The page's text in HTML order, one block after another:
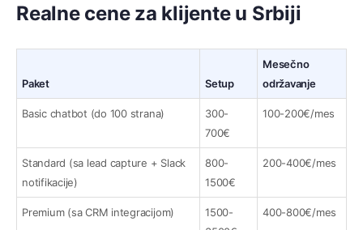
Realne cene za klijente u Srbiji
Paket Setup
Mesečno
održavanje
Basic chatbot (do 100 strana)
300-
700€
100-200€/mes
Standard (sa lead capture + Slack
notifikacije)
800-
1500€
200-400€/mes
Premium (sa CRM integracijom)
1500-
400-800€/mes